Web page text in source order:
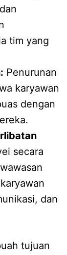
tim yang
Penurunan
karyawan
dengan
secara
dan
tujuan